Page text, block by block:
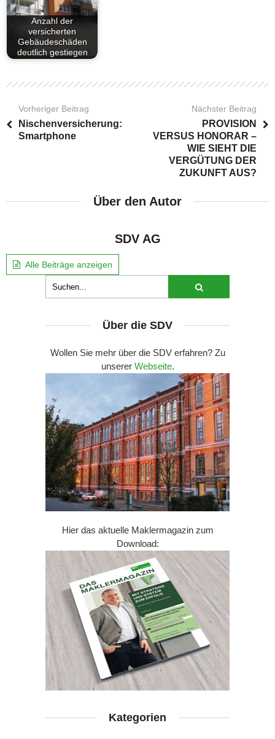
Anzahl der
versicherten
Gebäudeschäden
deutlich gestiegen
Vorheriger Beitrag
Nischenversicherung:
Smartphone
Nächster Beitrag
PROVISION
VERSUS HONORAR –
WIE SIEHT DIE
VERGÜTUNG DER
ZUKUNFT AUS?
Über den Autor
SDV AG
Alle Beiträge anzeigen
Über die SDV
Wollen Sie mehr über die SDV erfahren? Zu
unserer Webseite.
Hier das aktuelle Maklermagazin zum
Download:
Kategorien